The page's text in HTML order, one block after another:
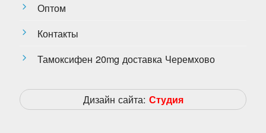
Оптом
Контакты
Тамоксифен 20mg доставка Черемхово
Дизайн сайта: Студия